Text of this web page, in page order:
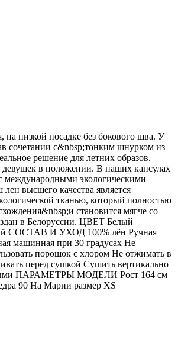
на низкой посадке без бокового шва. У
сочетании с&nbsp;тонким шнурком из
решение для летних образов.
девушек в положении. В наших капсулах
международными экологическими
высшего качества является
тканью, который полностью
становится мягче со
в Белоруссии. ЦВЕТ Белый
СОСТАВ И УХОД 100% лён Ручная
машинная при 30 градусах Не
порошок с хлором Не отжимать в
перед сушкой Сушить вертикально
ПАРАМЕТРЫ МОДЕЛИ Рост 164 см
90 На Марии размер XS